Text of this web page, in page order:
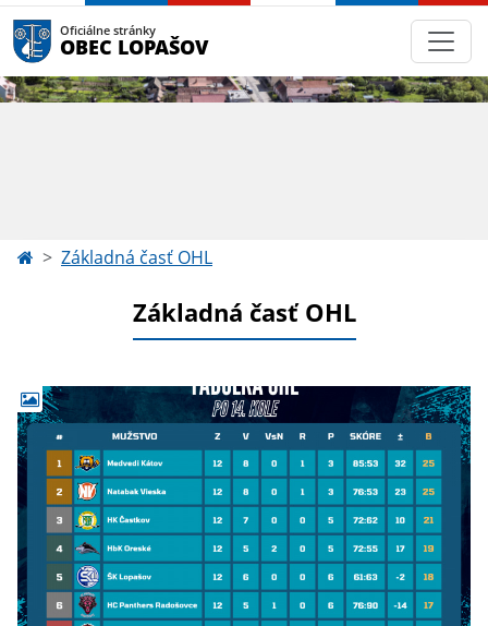
Oficiálne stránky
OBEC LOPAŠOV
Základná časť OHL
Základná časť OHL